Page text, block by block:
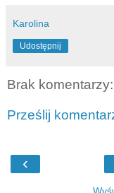
Karolina
Udostępnij
Brak komentarzy:
Prześlij
‹